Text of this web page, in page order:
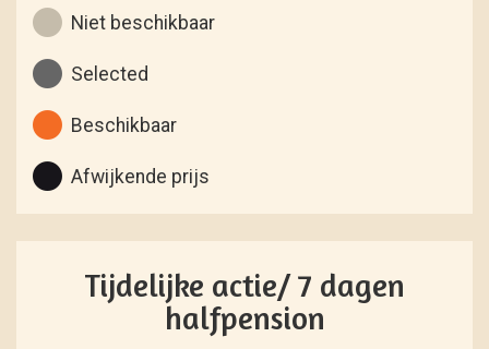
Niet beschikbaar
Selected
Beschikbaar
Afwijkende prijs
Tijdelijke actie/ 7 dagen
halfpension